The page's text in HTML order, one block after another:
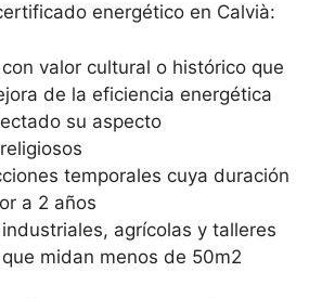
energético en Calvià:
valor cultural o histórico que
de la eficiencia energética
su aspecto
temporales cuya duración
a 2 años
agrícolas y talleres
midan menos de 50m2